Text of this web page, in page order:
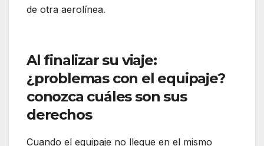
de otra aerolínea.
Al finalizar su viaje:
¿problemas con el equipaje?
conozca cuáles son sus
derechos
Cuando el equipaje no llegue en el mismo